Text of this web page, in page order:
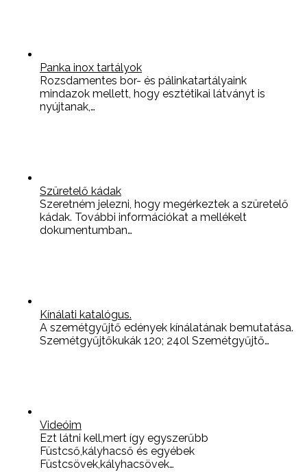
Panka inox tartályok
Rozsdamentes bor- és pálinkatartályaink
mindazok mellett, hogy esztétikai látványt is
nyújtanak,…
Szüretelő kádak
Szeretném jelezni, hogy megérkeztek a szüretelő
kádak. További információkat a mellékelt
dokumentumban…
Kínálati katalógus.
A szemétgyűjtő edények kínálatának bemutatása.
Szemétgyűjtőkukák 120; 240l Szemétgyűjtő…
Videóim
Ezt látni kell,mert így egyszerűbb
Füstcső,kályhacső és egyébek
Füstcsövek,kályhacsövek…